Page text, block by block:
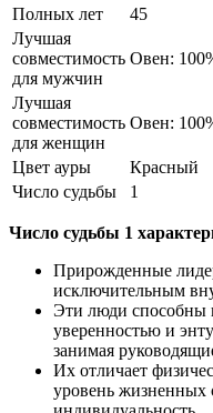
Полных лет
45
Лучшая
совместимость
для мужчин
Овен:
Лучшая
совместимость
для женщин
Овен:
Цвет ауры
Красный
Число судьбы
1
Число судьбы 1
Прирожденные
исключительным
Эти люди способны
уверенностью и
занимая
Их отличает
уровень жизненных